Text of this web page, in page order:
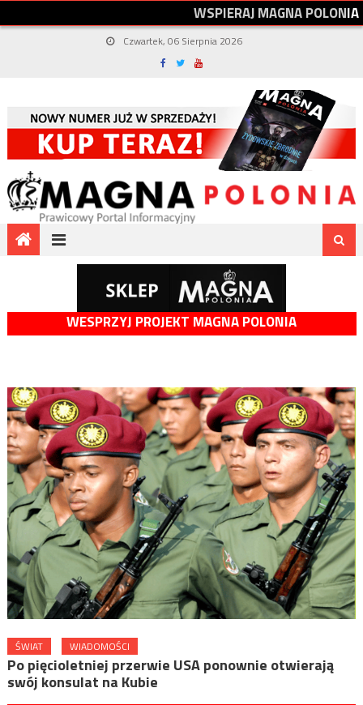
WSPIERAJMAGNAPOLONIA
Czwartek, 06 Sierpnia 2026
WESPRZYJ PROJEKT MAGNA POLONIA
ŚWIAT WIADOMOŚCI
Po pięcioletniej przerwie USA ponownie otwierają
swój konsulat na Kubie